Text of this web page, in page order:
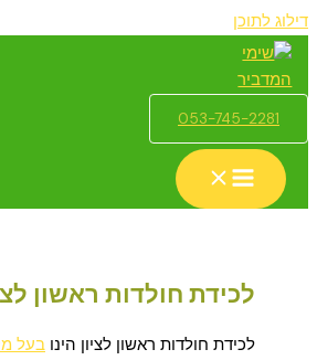
דילוג לתוכן
053-745-2281
לכידת חולדות ראשון
לכידת חולדות ראשון לציון הינו בעל